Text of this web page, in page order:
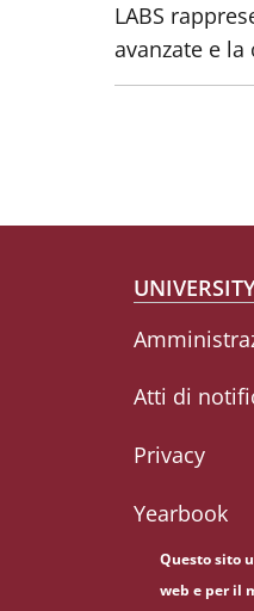
LABS
avanzate e
Atti di
Privacy
Yearbook
Questo sito
web e per il